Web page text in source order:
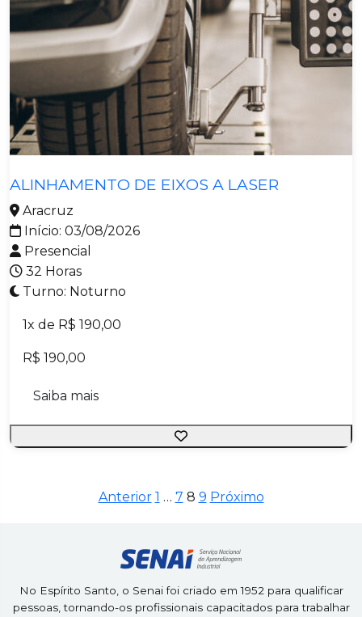
ALINHAMENTO DE EIXOS A LASER
Aracruz
Início: 03/08/2026
Presencial
32 Horas
Turno: Noturno
1x de R$ 190,00
R$ 190,00
Saiba mais
Paginação
posts
Anterior 1 … 7 8 9 Próximo
No Espírito Santo, o Senai foi criado em 1952 para qualificar
pessoas, tornando-os profissionais capacitados para trabalhar